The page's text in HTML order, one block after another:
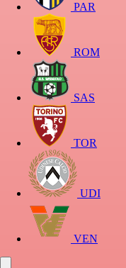
PAR
ROM
SAS
TOR
UDI
VEN